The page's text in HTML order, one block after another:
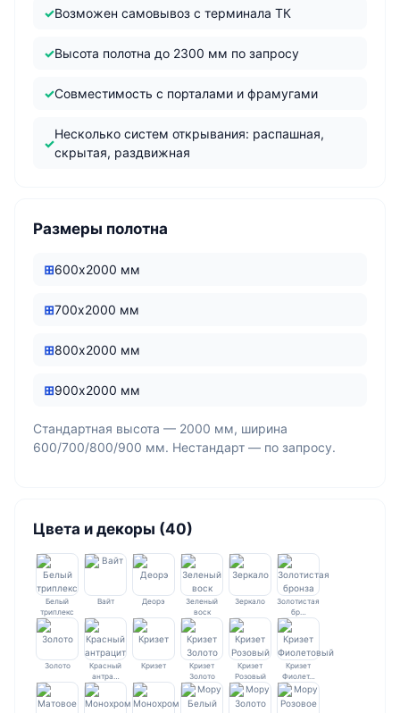
Возможен самовывоз с терминала ТК
Высота полотна до 2300 мм по запросу
Совместимость с порталами и фрамугами
Несколько систем открывания: распашная,
скрытая, раздвижная
Размеры полотна
600х2000 мм
700х2000 мм
800х2000 мм
900х2000 мм
Стандартная высота — 2000 мм, ширина
600/700/800/900 мм. Нестандарт — по запросу.
Цвета и декоры (40)
Белый
триплекс
Вайт Деорэ
Зеленый
воск
Зеркало
Золотистая
бр…
Золото
Красный
антра…
Кризет
Кризет
Золото
Кризет
Розовый
Кризет
Фиолет…